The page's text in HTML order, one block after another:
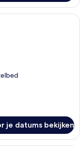
hotelkamer met een
je datums bekijken